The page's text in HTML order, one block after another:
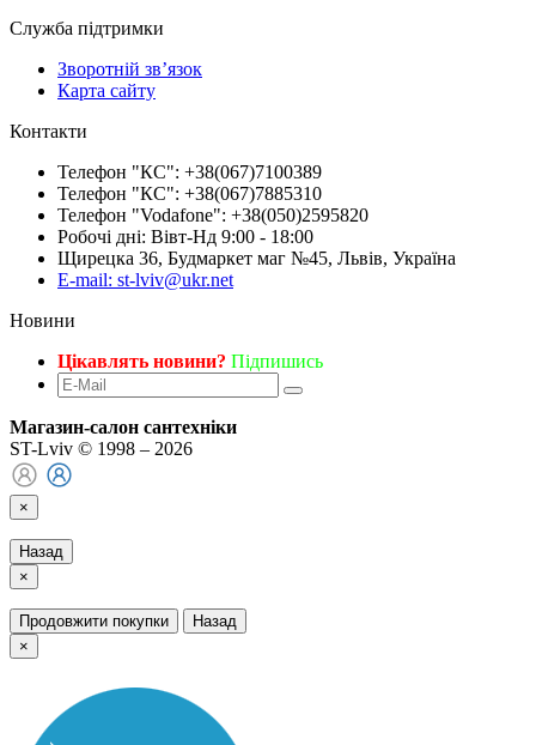
Служба підтримки
Зворотній зв’язок
Карта сайту
Контакти
Телефон "КС": +38(067)7100389
Телефон "КС": +38(067)7885310
Телефон "Vodafone": +38(050)2595820
Робочі дні: Вівт-Нд 9:00 - 18:00
Щирецка 36, Будмаркет маг №45, Львів, Україна
E-mail: st-lviv@ukr.net
Новини
Цікавлять новини? Підпишись
Магазин-салон сантехніки
ST-Lviv © 1998 – 2026
×
Назад
×
Продовжити покупки
Назад
×